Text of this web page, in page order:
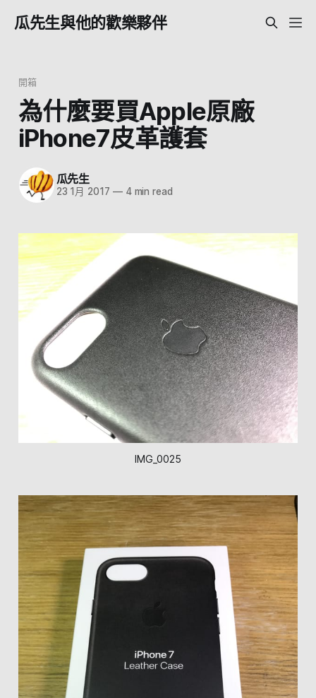
瓜先生與他的歡樂夥伴
開箱
為什麼要買Apple原廠
iPhone7皮革護套
瓜先生
23 1月 2017 —4 min read
IMG_0025